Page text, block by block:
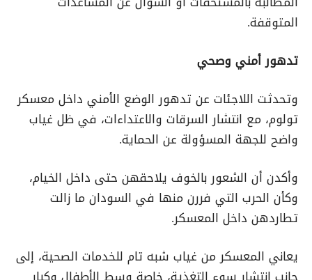
المتوقفة.
تدهور أمني وصحي
وتحدثت اللاجئات عن تدهور الوضع الأمني داخل معسكر
تولوم، مع انتشار السرقات والاعتداءات، في ظل غياب
واضح للجهة المسؤولة عن الحماية.
وأكدن أن الشعور بالخوف يلاحقهن حتى داخل الخيام،
وكأن الحرب التي فررن منها في السودان ما زالت
تطاردهن داخل المعسكر.
يعاني المعسكر من غياب شبه تام للخدمات الصحية، إلى